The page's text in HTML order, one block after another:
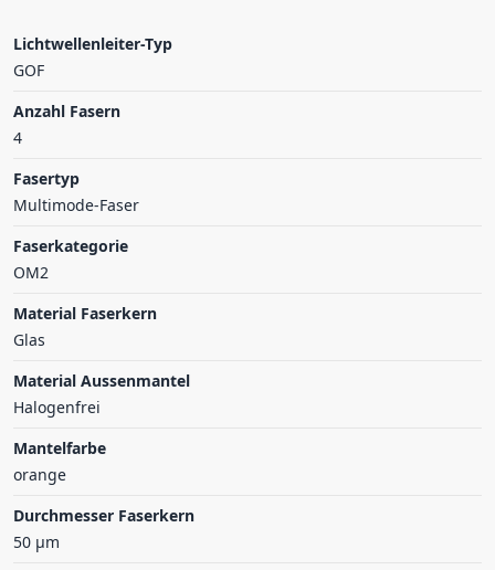
Lichtwellenleiter-Typ
GOF
Anzahl Fasern
4
Fasertyp
Multimode-Faser
Faserkategorie
OM2
Material Faserkern
Glas
Material Aussenmantel
Halogenfrei
Mantelfarbe
orange
Durchmesser Faserkern
50 µm